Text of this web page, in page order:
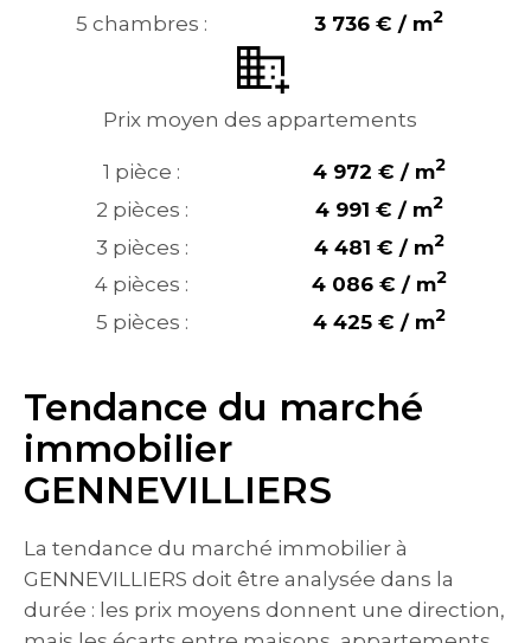
5 chambres : 3 736 € / m2
Prix moyen des appartements
1 pièce : 4 972 € / m2
2 pièces : 4 991 € / m2
3 pièces : 4 481 € / m2
4 pièces : 4 086 € / m2
5 pièces : 4 425 € / m2
Tendance du marché
immobilier
GENNEVILLIERS
La tendance du marché immobilier à
GENNEVILLIERS doit être analysée dans la
durée : les prix moyens donnent une direction,